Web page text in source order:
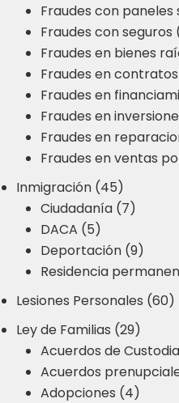
Fraudes con
Fraudes con seguros
Fraudes en bienes
Fraudes en
Fraudes en
Fraudes en
Fraudes en
Fraudes en ventas
Inmigración (45)
Ciudadanía (7)
DACA (5)
Deportación (9)
Residencia
Lesiones Personales (60)
Ley de Familias (29)
Acuerdos de
Acuerdos
Adopciones (4)